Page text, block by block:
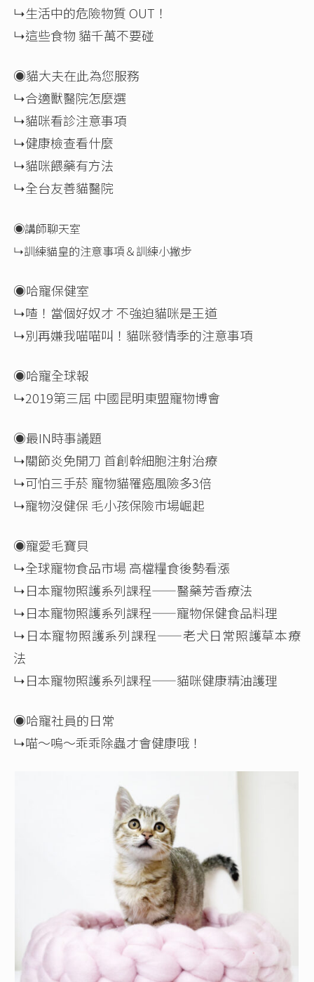
↳生活中的危險物質 OUT！
↳這些食物 貓千萬不要碰
◉貓大夫在此為您服務
↳合適獸醫院怎麼選
↳貓咪看診注意事項
↳健康檢查看什麼
↳貓咪餵藥有方法
↳全台友善貓醫院
◉講師聊天室
↳訓練貓皇的注意事項＆訓練小撇步
◉哈寵保健室
↳喳！當個好奴才 不強迫貓咪是王道
↳別再嫌我喵喵叫！貓咪發情季的注意事項
◉哈寵全球報
↳2019第三屆 中國昆明東盟寵物博會
◉最IN時事議題
↳關節炎免開刀 首創幹細胞注射治療
↳可怕三手菸 寵物貓罹癌風險多3倍
↳寵物沒健保 毛小孩保險市場崛起
◉寵愛毛寶貝
↳全球寵物食品市場 高檔糧食後勢看漲
↳日本寵物照護系列課程——醫藥芳香療法
↳日本寵物照護系列課程——寵物保健食品料理
↳日本寵物照護系列課程——老犬日常照護草本療
法
↳日本寵物照護系列課程——貓咪健康精油護理
◉哈寵社員的日常
↳喵～嗚～乖乖除蟲才會健康哦！